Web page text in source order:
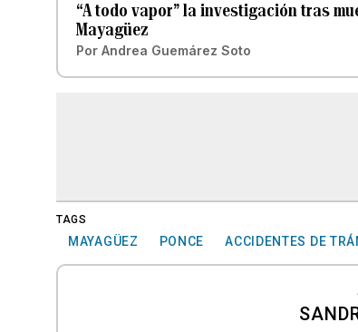
“A todo vapor” la investigación tras
Mayagüez
Por Andrea Guemárez Soto
TAGS
MAYAGÜEZ PONCE ACCIDENTES DE